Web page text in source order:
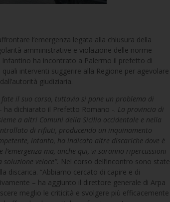
l’emergenza legata alla chiusura della
amministrative e violazione delle norme
Infantino ha incontrato a Palermo il prefetto di
interventi suggerire alla Regione per agevolare
giudiziaria.
il suo corso, tuttavia si pone un problema di
ha dichiarato il Prefetto Romano -. La provincia di
a altri Comuni della Sicilia occidentale e nella
di rifiuti, producendo un inquinamento
intanto, ha indicato altre discariche dove è
ma, anche qui, vi saranno ripercussioni
veloce”. Nel corso dell’incontro sono state
discarica. “Abbiamo cercato di capire e di
– ha aggiunto il direttore generale di Arpa
meglio le criticità e svolgere più efficacemente